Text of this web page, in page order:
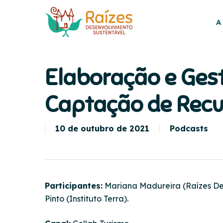
Elaboração e
Captação de
10 de outubro de 2021 Podcasts
Participantes: Mariana Madureira (Raízes
Pinto (Instituto Terra).